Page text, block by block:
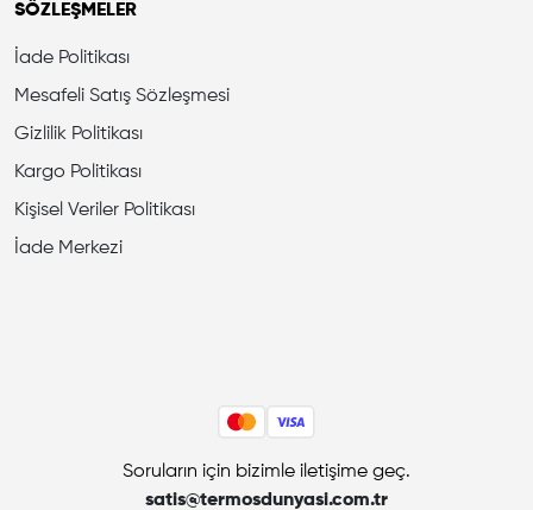
SÖZLEŞMELER
İade Politikası
Mesafeli Satış Sözleşmesi
Gizlilik Politikası
Kargo Politikası
Kişisel Veriler Politikası
İade Merkezi
Soruların için bizimle iletişime geç.
satis@termosdunyasi.com.tr